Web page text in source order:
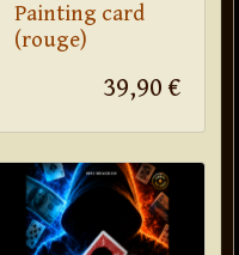
Painting card
(rouge)
39,90 €